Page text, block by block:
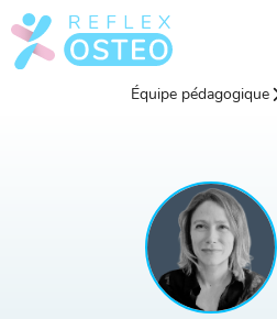
Équipe pédagogique